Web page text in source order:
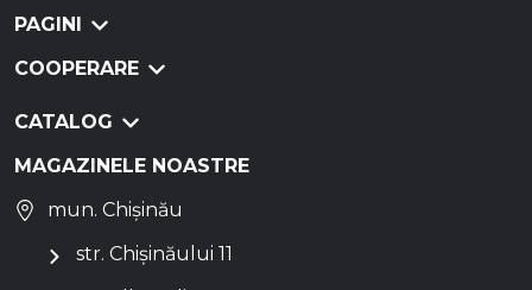
PAGINI
COOPERARE
CATALOG
MAGAZINELE NOASTRE
mun. Chișinău
str. Chișinăului 11